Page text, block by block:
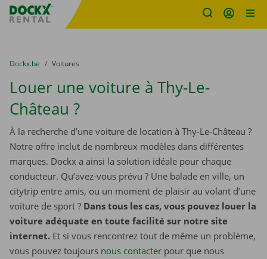
sitename
You are here:
du
Dockx.be to
Voitures
Louer une voiture à Thy-Le-
Château ?
À la recherche d’une voiture de location à Thy-Le-Château ?
Notre offre inclut de nombreux modèles dans différentes
marques. Dockx a ainsi la solution idéale pour chaque
conducteur. Qu’avez-vous prévu ? Une balade en ville, un
citytrip entre amis, ou un moment de plaisir au volant d’une
voiture de sport ? Dans tous les cas, vous pouvez louer la
voiture adéquate en toute facilité sur notre site
internet. Et si vous rencontrez tout de même un problème,
vous pouvez toujours nous contacter pour que nous